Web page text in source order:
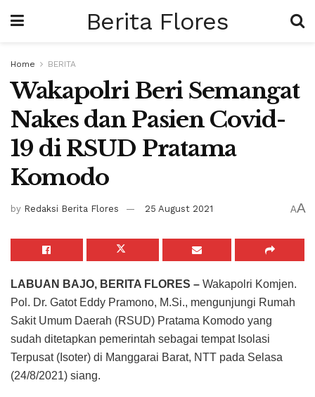
Berita Flores
Home BERITA
Wakapolri Beri Semangat
Nakes dan Pasien Covid-
19 di RSUD Pratama
Komodo
by Redaksi Berita Flores 25 August 2021 AA
LABUAN BAJO, BERITA FLORES – Wakapolri Komjen.
Pol. Dr. Gatot Eddy Pramono, M.Si., mengunjungi Rumah
Sakit Umum Daerah (RSUD) Pratama Komodo yang
sudah ditetapkan pemerintah sebagai tempat Isolasi
Terpusat (Isoter) di Manggarai Barat, NTT pada Selasa
(24/8/2021) siang.